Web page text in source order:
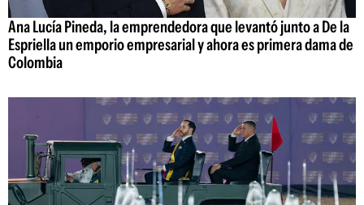
Ana Lucía Pineda, la emprendedora que levantó junto a De la
Espriella un emporio empresarial y ahora es primera dama de
Colombia